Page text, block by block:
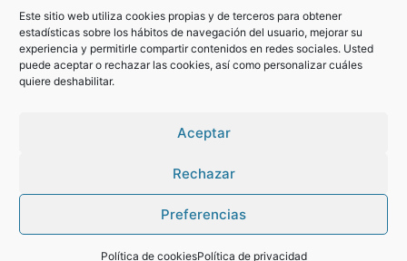
Este sitio web utiliza cookies propias y de terceros para obtener
estadísticas sobre los hábitos de navegación del usuario, mejorar su
experiencia y permitirle compartir contenidos en redes sociales. Usted
puede aceptar o rechazar las cookies, así como personalizar cuáles
quiere deshabilitar.
Aceptar
Rechazar
Preferencias
Política de cookiesPolítica de privacidad